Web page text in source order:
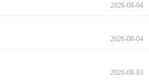
2026-08-04
2026-08-04
2026-08-03